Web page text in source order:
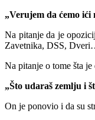
„Verujem da ćemo
Na pitanje da je
Zavetnika, DSS,
Na pitanje o tome šta
„Što udaraš zemlju i
On je ponovio i da su